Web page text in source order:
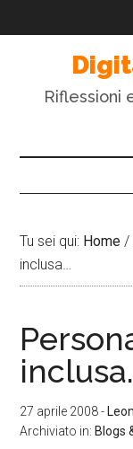
Riflessioni
Tu sei qui: Home /
inclusa…
27 aprile 2008-
Archiviato in: Blogs